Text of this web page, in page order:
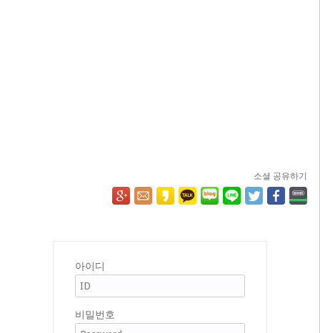
소셜 공유하기
아이디
비밀번호